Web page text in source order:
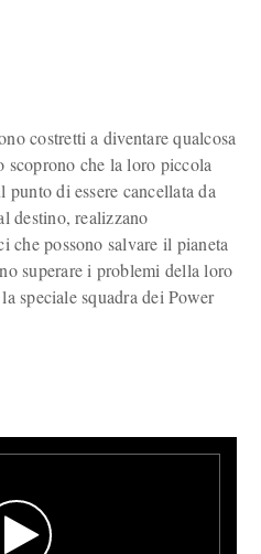
costretti a diventare qualcosa
che la loro piccola
di essere cancellata da
destino, realizzano
che possono salvare il pianeta
superare i problemi della loro
speciale squadra dei Power